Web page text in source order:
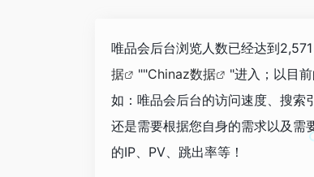
唯品会后台浏览人数已经达到
据
""Chinaz数据
"进入；以目
如：唯品会后台的访问速度、搜索
还是需要根据您自身的需求以及需
的IP、PV、跳出率等！